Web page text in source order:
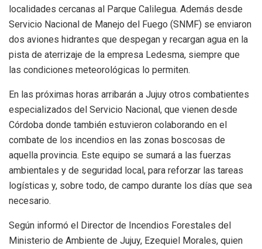
localidades cercanas al Parque Calilegua. Además desde
Servicio Nacional de Manejo del Fuego (SNMF) se enviaron
dos aviones hidrantes que despegan y recargan agua en la
pista de aterrizaje de la empresa Ledesma, siempre que
las condiciones meteorológicas lo permiten.
En las próximas horas arribarán a Jujuy otros combatientes
especializados del Servicio Nacional, que vienen desde
Córdoba donde también estuvieron colaborando en el
combate de los incendios en las zonas boscosas de
aquella provincia. Este equipo se sumará a las fuerzas
ambientales y de seguridad local, para reforzar las tareas
logísticas y, sobre todo, de campo durante los días que sea
necesario.
Según informó el Director de Incendios Forestales del
Ministerio de Ambiente de Jujuy, Ezequiel Morales, quien